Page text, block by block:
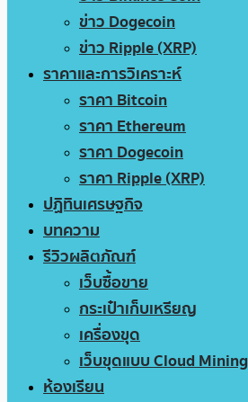
ข่าว Dogecoin
ข่าว Ripple (XRP)
ราคาและการวิเคราะห์
ราคา Bitcoin
ราคา Ethereum
ราคา Dogecoin
ราคา Ripple (XRP)
ปฏิทินเศรษฐกิจ
บทความ
รีวิวผลิตภัณฑ์
เว็บซื้อขาย
กระเป๋าเก็บเหรียญ
เครื่องขุด
เว็บขุดแบบ Cloud Mining
ห้องเรียน